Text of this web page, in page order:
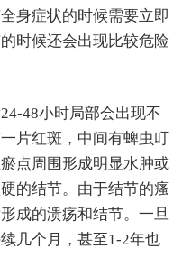
身症状的时候需要立即
时候还会出现比较危险
48小时局部会出现不
片红斑，中间有蜱虫叮
点周围形成明显水肿或
的结节。由于结节的瘙
成的溃疡和结节。一旦
几个月，甚至1-2年也